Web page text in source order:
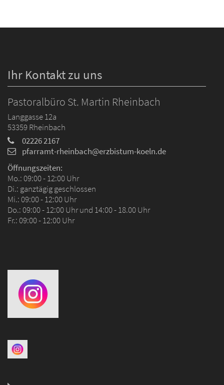
Ihr Kontakt zu uns
Pastoralbüro St. Martin Rheinbach
Langgasse 12a
53359Rheinbach
02226 2167
pfarramt-rheinbach@erzbistum-koeln.de
Öffnungszeiten:
Mo.: 09:00 - 12:00 Uhr
Di.: ganztägig geschlossen
Mi.: 09:00 - 12:00 Uhr
Do.: 09:00 - 12:00 Uhr und 14:00 - 18.00 Uhr
Fr.: 09:00 - 12:00 Uhr